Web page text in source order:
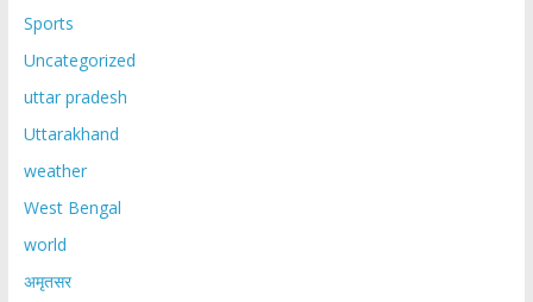
Sports
Uncategorized
uttar pradesh
Uttarakhand
weather
West Bengal
world
अमृतसर